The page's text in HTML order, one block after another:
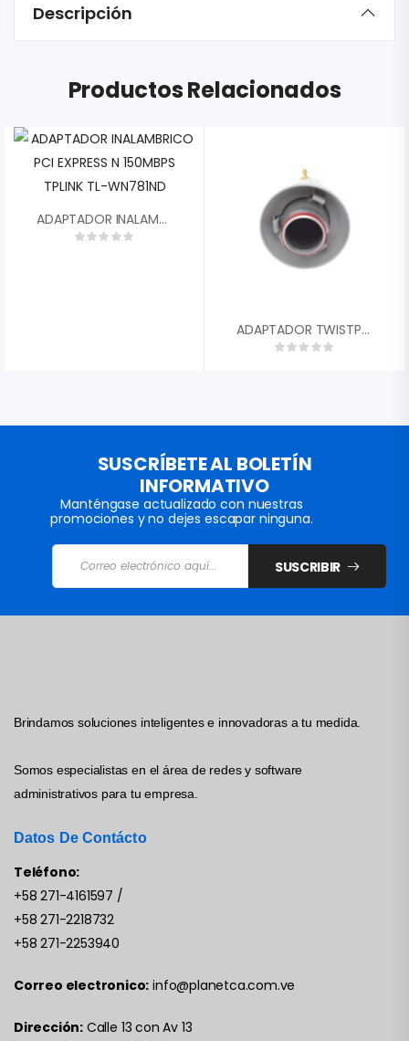
Descripción
Productos Relacionados
ADAPTADOR INALAMBRICO PCI EXPRESS N 150MBPS TPLINK TL-WN781ND
ADAPTADOR TWISTPORT CONECTORIZADO SMA 5.1-6.4 GHZ RF ELEMENTS TPASMA
SUSCRÍBETE AL BOLETÍN
INFORMATIVO
Manténgase actualizado con nuestras
promociones y no dejes escapar ninguna.
SUSCRIBIR
Brindamos soluciones inteligentes e innovadoras a tu medida.
Somos especialistas en el área de redes y software
administrativos para tu empresa.
Datos De Contácto
Teléfono:
+58 271-4161597 /
+58 271-2218732
+58 271-2253940
Correo electronico: info@planetca.com.ve
Dirección: Calle 13 con Av 13